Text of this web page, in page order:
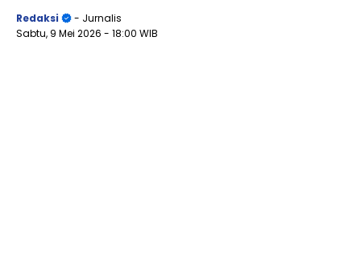
Redaksi
- Jurnalis
Sabtu, 9 Mei 2026 - 18:00 WIB